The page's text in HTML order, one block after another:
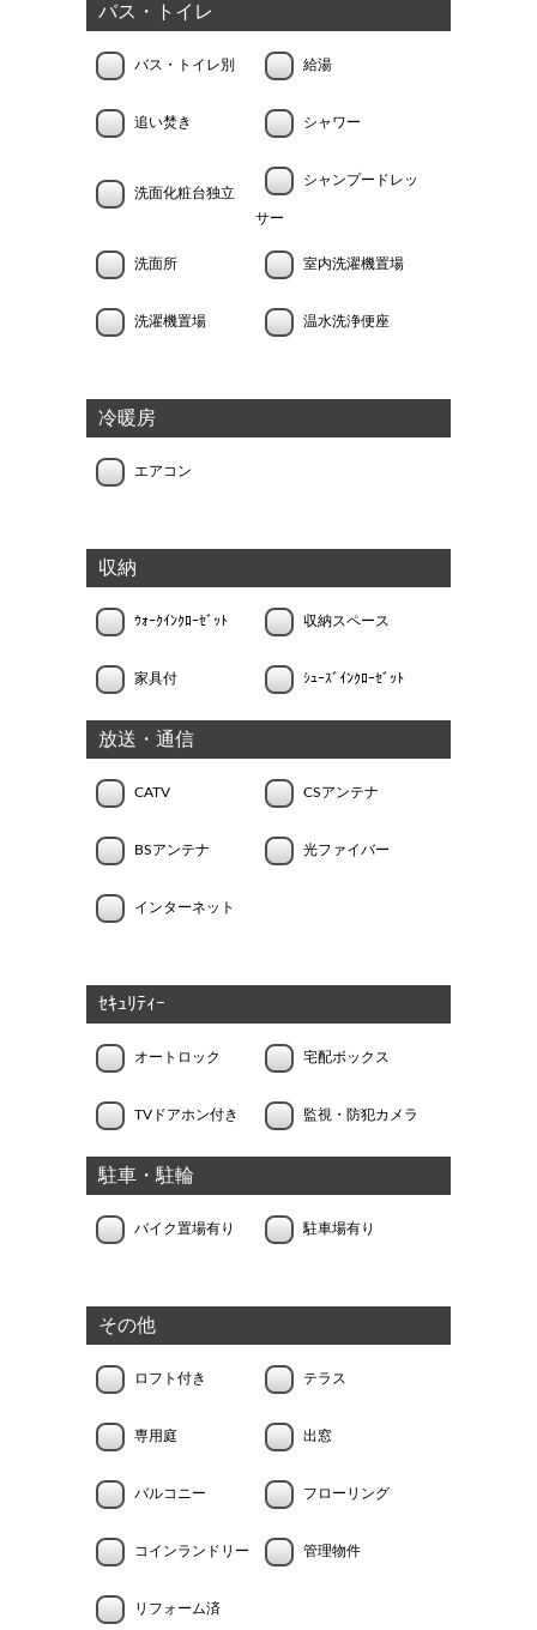
バス・トイレ
バス・トイレ別 給湯
追い焚き シャワー
洗面化粧台独立
シャンプードレッ
サー
洗面所 室内洗濯機置場
洗濯機置場 温水洗浄便座
冷暖房
エアコン
収納
ｳｫｰｸｲﾝｸﾛｰｾﾞｯﾄ 収納スペース
家具付 ｼｭｰｽﾞｲﾝｸﾛｰｾﾞｯﾄ
放送・通信
CATV CSアンテナ
BSアンテナ 光ファイバー
インターネット
ｾｷｭﾘﾃｨｰ
オートロック 宅配ボックス
TVドアホン付き 監視・防犯カメラ
駐車・駐輪
バイク置場有り 駐車場有り
その他
ロフト付き テラス
専用庭 出窓
バルコニー フローリング
コインランドリー 管理物件
リフォーム済